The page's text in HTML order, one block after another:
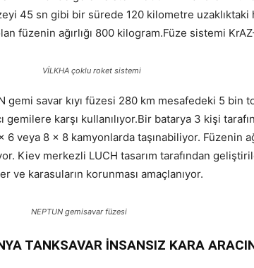
45 sn gibi bir sürede 120 kilometre
füzenin ağırlığı 800 kilogram.Füze sistemi
VİLKHA çoklu roket sistemi
gemi savar kıyı füzesi 280 km mesafedeki 5
gemilere karşı kullanılıyor.Bir batarya 3 kişi
6 veya 8 x 8 kamyonlarda taşınabiliyor. Füzenin
Kiev merkezli LUCH tasarım tarafından
ve karasuların korunması amaçlanıyor.
NEPTUN gemisavar füzesi
TANKSAVAR İNSANSIZ KARA